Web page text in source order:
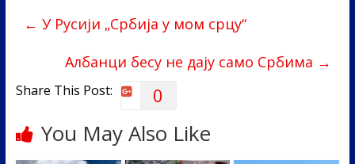
o
o
k
dI
n
← У Русији „Србија у мом срцу“
Албанци бесу не дају само Србима →
Share This Post: 0
You May Also Like